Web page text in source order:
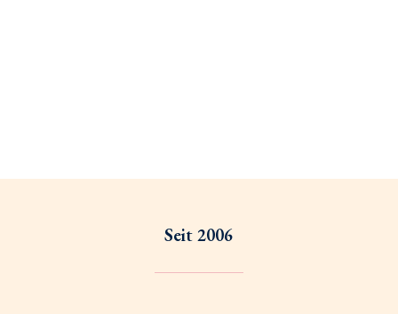
Seit 2006